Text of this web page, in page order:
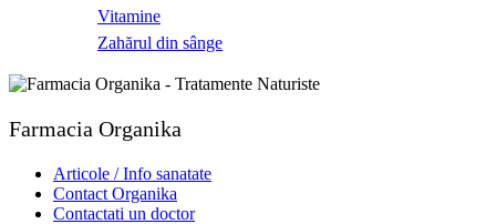
Vitamine
Zahărul din sânge
Farmacia Organika
Articole / Info sanatate
Contact Organika
Contactati un doctor